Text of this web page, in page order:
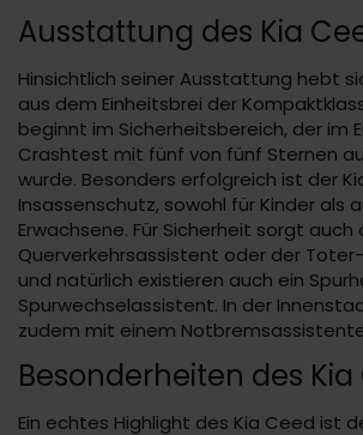
Ausstattung des Kia
Hinsichtlich seiner Ausstattung hebt
aus dem Einheitsbrei der
beginnt im Sicherheitsbereich, der im
Crashtest mit fünf von fünf Sternen
wurde. Besonders erfolgreich ist der
Insassenschutz, sowohl für Kinder als
Erwachsene. Für Sicherheit sorgt auch
Querverkehrsassistent oder der
und natürlich existieren auch ein
Spurwechselassistent. In der
zudem mit einem
Besonderheiten des Kia
Ein echtes Highlight des Kia Ceed ist